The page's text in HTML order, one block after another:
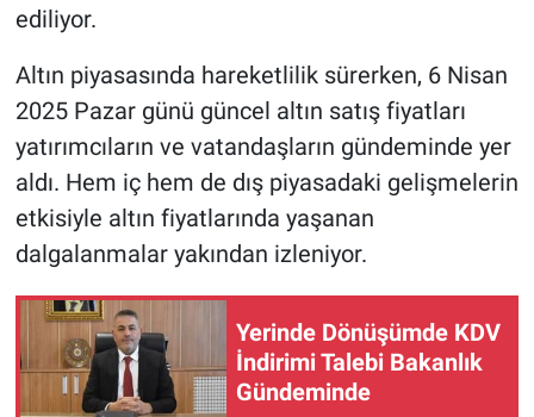
ediliyor.
Altın piyasasında hareketlilik sürerken, 6 Nisan
2025 Pazar günü güncel altın satış fiyatları
yatırımcıların ve vatandaşların gündeminde yer
aldı. Hem iç hem de dış piyasadaki gelişmelerin
etkisiyle altın fiyatlarında yaşanan
dalgalanmalar yakından izleniyor.
Yerinde Dönüşümde KDV
İndirimi Talebi Bakanlık
Gündeminde